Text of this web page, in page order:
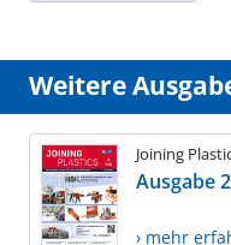
Weitere
Joining
Ausgabe
› mehr